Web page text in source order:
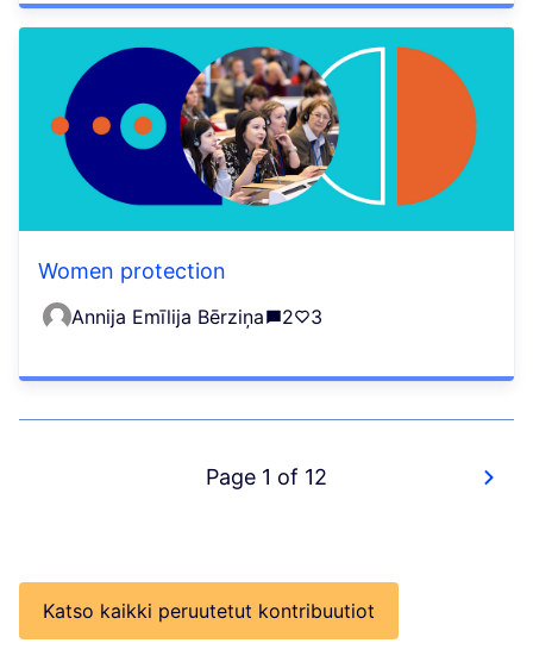
Women protection
Annija Emīlija Bērziņa 2 3
Page 1 of 12
Katso kaikki peruutetut kontribuutiot